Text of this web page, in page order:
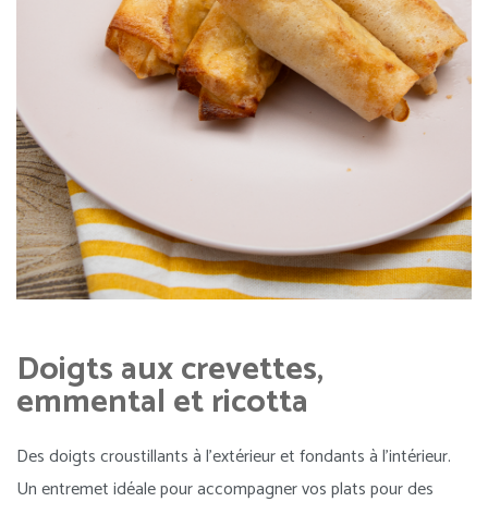
Doigts aux crevettes,
emmental et ricotta
Des doigts croustillants à l’extérieur et fondants à l’intérieur.
Un entremet idéale pour accompagner vos plats pour des